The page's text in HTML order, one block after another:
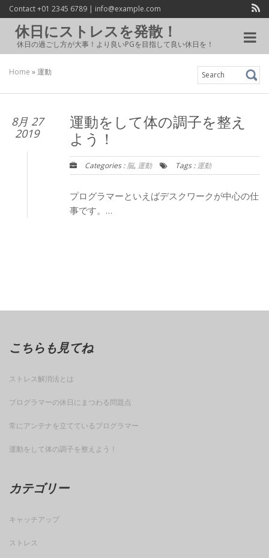
Contact +01 2345 6789 | info@example.com
休日にストレスを発散！
休日の過ごし方が大事！より良いPGを目指して良い休日を！
Toggle
Home »運動
Search
for:
8月 27
2019
運動をして体の調子を整え
よう！
Categories :脳, 運動 Tags :運動
プログラマーといえばデスクワークが中心の仕
事です。…
こちらも見てね
ストレス解消法とは
プログラマーの休日にまつわる問題点
常にアンテナを立てているプログラマー
運動をして体の調子を整えよう！
カテゴリー
キャッチアップ
ストレス